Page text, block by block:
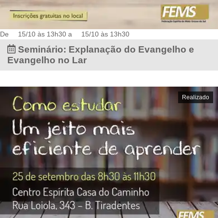
De 15/10 às 13h30 a 15/10 às 13h30
Seminário: Explanação do Evangelho e
Evangelho no Lar
Realizado